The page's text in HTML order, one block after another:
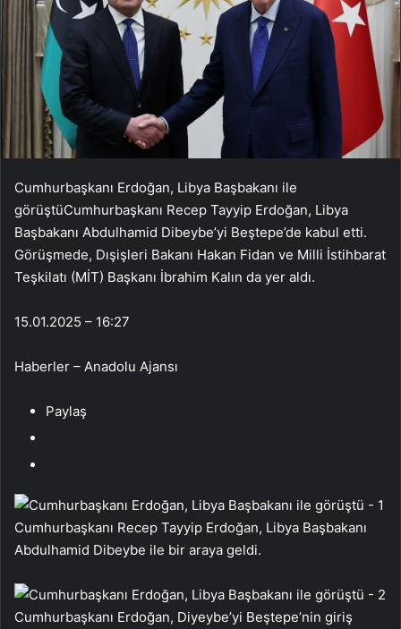
Cumhurbaşkanı Erdoğan, Libya Başbakanı ile
görüştüCumhurbaşkanı Recep Tayyip Erdoğan, Libya
Başbakanı Abdulhamid Dibeybe’yi Beştepe’de kabul etti.
Görüşmede, Dışişleri Bakanı Hakan Fidan ve Milli İstihbarat
Teşkilatı (MİT) Başkanı İbrahim Kalın da yer aldı.
15.01.2025 – 16:27
Haberler – Anadolu Ajansı
Paylaş
Cumhurbaşkanı Recep Tayyip Erdoğan, Libya Başbakanı
Abdulhamid Dibeybe ile bir araya geldi.
Cumhurbaşkanı Erdoğan, Diyeybe’yi Beştepe’nin giriş